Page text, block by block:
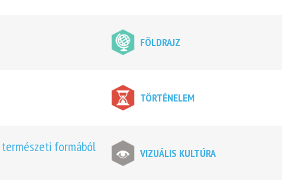
FÖLDRAJZ
TÖRTÉNELEM
formából
VIZUÁLIS KULTÚRA